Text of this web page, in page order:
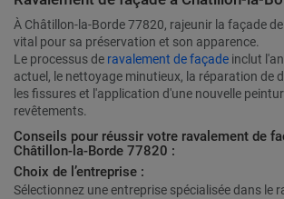
À Châtillon-la-Borde 77820, rajeunir la façade
vital pour sa préservation et son apparence.
Le processus de ravalement de façade inclut
actuel, le nettoyage minutieux, la réparation de
les fissures et l'application d'une nouvelle
revêtements.
Conseils pour réussir votre ravalement de
Châtillon-la-Borde 77820 :
Choix de l’entreprise :
Sélectionnez une entreprise spécialisée dans le